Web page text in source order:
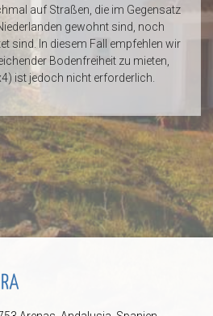
auf Straßen, die im Gegensatz
gewohnt sind, noch
sind. In diesem Fall empfehlen wir
Bodenfreiheit zu mieten,
ist jedoch nicht erforderlich.